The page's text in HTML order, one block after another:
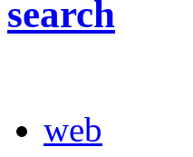
search
web